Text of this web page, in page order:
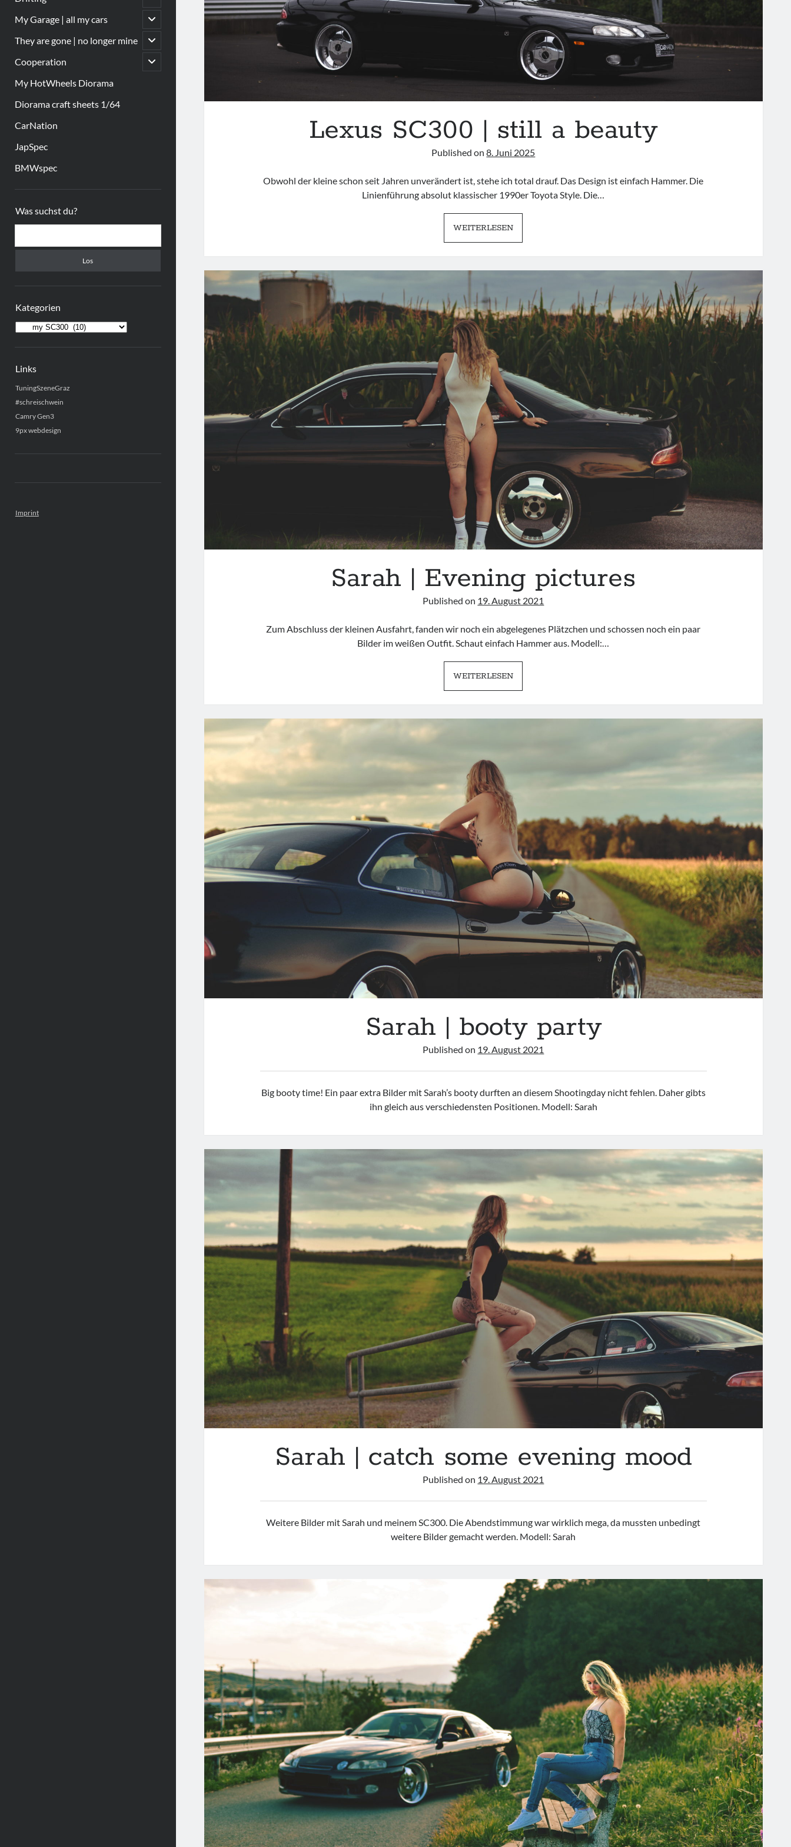
öffnen
My Garage | all my cars
Untermenü
öffnen
They are gone | no longer mine
Untermenü
öffnen
Cooperation
Untermenü
öffnen
My HotWheels Diorama
Diorama craft sheets 1/64
CarNation
JapSpec
BMWspec
Was suchst du?
Kategorien
Kategorien
Links
TuningSzeneGraz
#schreischwein
Camry Gen3
9px webdesign
Imprint
Lexus SC300 | still a beauty
Published on8. Juni 2025
Obwohl der kleine schon seit Jahren unverändert ist, stehe ich total drauf. Das Design ist einfach Hammer. Die
Linienführung absolut klassischer 1990er Toyota Style. Die…
WEITERLESENLEXUS
SC300
STILL
BEAUTY
Sarah | Evening pictures
Published on 19. August 2021
Zum Abschluss der kleinen Ausfahrt, fanden wir noch ein abgelegenes Plätzchen und schossen noch ein paar
Bilder im weißen Outfit. Schaut einfach Hammer aus. Modell:…
WEITERLESENSARAH
|
PICTURES
Sarah | booty party
Published on 19. August 2021
Big booty time! Ein paar extra Bilder mit Sarah’s booty durften an diesem Shootingday nicht fehlen. Daher gibts
ihn gleich aus verschiedensten Positionen. Modell: Sarah
Sarah | catch some evening mood
Published on 19. August 2021
Weitere Bilder mit Sarah und meinem SC300. Die Abendstimmung war wirklich mega, da mussten unbedingt
weitere Bilder gemacht werden. Modell: Sarah